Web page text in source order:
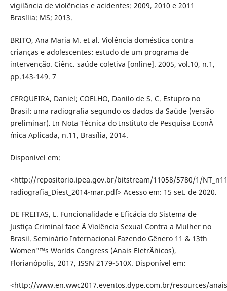
vigilância de violências e acidentes: 2009, 2010 e 2011
Brasília: MS; 2013.
BRITO, Ana Maria M. et al. Violência doméstica contra
crianças e adolescentes: estudo de um programa de
intervenção. Ciênc. saúde coletiva [online]. 2005, vol.10, n.1,
pp.143-149. 7
CERQUEIRA, Daniel; COELHO, Danilo de S. C. Estupro no
Brasil: uma radiografia segundo os dados da Saúde (versão
preliminar). In Nota Técnica do Instituto de Pesquisa EconÃ
´mica Aplicada, n.11, Brasília, 2014.
Disponível em:
<http://repositorio.ipea.gov.br/bitstream/11058/5780/1/
radiografia_Diest_2014-mar.pdf> Acesso em: 15 set. de 2020.
DE FREITAS, L. Funcionalidade e Eficácia do Sistema de
Justiça Criminal face Ã Violência Sexual Contra a Mulher no
Brasil. Seminário Internacional Fazendo Gênero 11 & 13th
Women"™s Worlds Congress (Anais EletrÃ´nicos),
Florianópolis, 2017, ISSN 2179-510X. Disponível em:
<http://www.en.wwc2017.eventos.dype.com.br/resources/